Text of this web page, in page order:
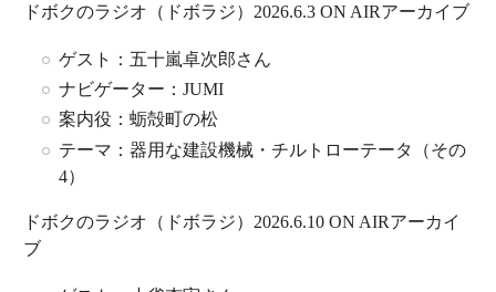
ドボクのラジオ（ドボラジ）2026.6.3 ON AIRアーカイブ
ゲスト：五十嵐卓次郎さん
ナビゲーター：JUMI
案内役：蛎殻町の松
テーマ：器用な建設機械・チルトローテータ（その
4）
ドボクのラジオ（ドボラジ）2026.6.10 ON AIRアーカイ
ブ